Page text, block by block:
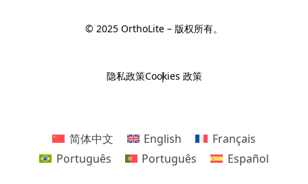
© 2025 OrthoLite – 版权所有。
隐私政策Cookies 政策
简体中文 English
Français
Português
Português Español